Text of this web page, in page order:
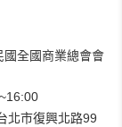
國全國商業總會會
北市復興北路99